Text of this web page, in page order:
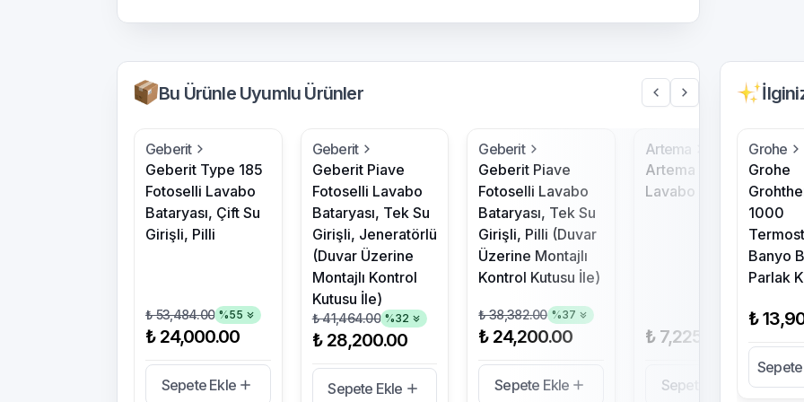
Bu Ürünle Uyumlu Ürünler
Geberit
Geberit Type 185
Fotoselli Lavabo
Bataryası, Çift Su
Girişli, Pilli
₺ 53,484.00 %55
₺ 24,000.00
Sepete Ekle
Geberit
Geberit Piave
Fotoselli Lavabo
Bataryası, Tek Su
Girişli, Jeneratörlü
(Duvar Üzerine
Montajlı Kontrol
Kutusu İle)
₺ 41,464.00 %32
₺ 28,200.00
Sepete Ekle
Geberit
Geberit Piave
Fotoselli Lavabo
Bataryası, Tek Su
Girişli, Pilli (Duvar
Üzerine Montajlı
Kontrol Kutusu İle)
₺ 38,382.00 %37
₺ 24,200.00
Sepete Ekle
Artema
Artema Flo S
Lavabo Bataryası
₺ 7,225.00
Sepete Ekle
Grohe
Grohe
1000
Banyo
Parlak
₺